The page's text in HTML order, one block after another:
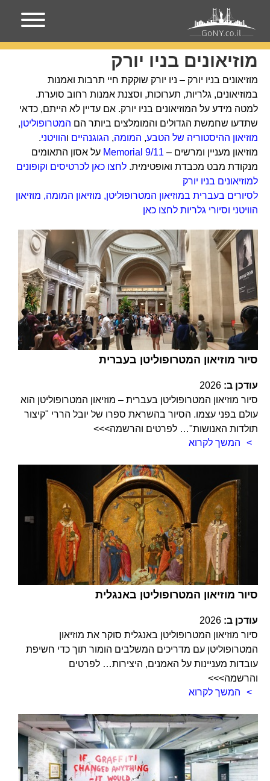
עמוד הבית מוזיאונים בניו יורק
מוזיאונים בניו יורק
מוזיאונים בניו יורק – ניו יורק שוקקת חיי תרבות ואמנות
במוזיאונים, גלריות, תערוכות, וסצנת אמנות רחוב סוערת.
למטה מידע על המוזיאונים בניו יורק. אם עדיין לא הייתם, כדאי
שתדעו שחמשת הגדולים והמומלצים ביותר הם המטרופוליטן,
מוזיאון ההיסטוריה של הטבע, המומה, הגוגנהיים והוויטני.
מוזיאון מעניין ומרשים – 9/11 Memorial
על אסון התאומים
מנקודת מבט מכבדת ואופטימית. לחצו כאן לכרטיסים וקופונים
למוזיאונים בניו יורק
לסיורים בעברית במוזיאון המטרופוליטן, מוזיאון המומה, מוזיאון
הוויטני וסיורי גלריות לחצו כאן
סיור מוזיאון המטרופוליטן בעברית
עודכן ב: 2026
סיור מוזיאון המטרופוליטן בעברית – מוזיאון המטרופוליטן הוא
עולם בפני עצמו. הסיור בהשראת ספרו של יובל הררי "קיצור
תולדות האנושות"… לפרטים והרשמה>>>
המשך לקרוא
סיור מוזיאון המטרופוליטן באנגלית
עודכן ב: 2026
סיור מוזיאון המטרופוליטן באנגלית סוקר את מוזיאון
המטרופוליטן עם מדריכים המשלבים הומור תוך כדי חשיפת
עובדות מעניינות על האמנים, היצירות… לפרטים
והרשמה>>>
המשך לקרוא